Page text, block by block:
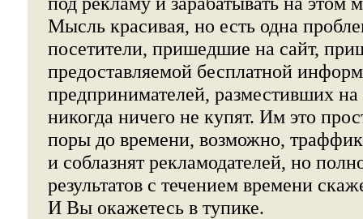
Мысль красивая, но есть одна
посетители, пришедшие на сайт,
предоставляемой бесплатной
предпринимателей, разместивших на
никогда ничего не купят. Им это
поры до времени, возможно,
и соблазнят рекламодателей, но
результатов с течением времени
И Вы окажетесь в тупике.